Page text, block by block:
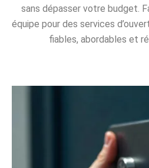
sans dépasser votre budget.
équipe pour des services
fiables, abordables et